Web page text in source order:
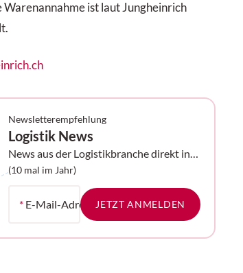
ist laut Jungheinrich
Newsletterempfehlung
Logistik News
News aus der Logistikbranche direkt in
Ihrem Postfach
(10 mal im Jahr)
* E-Mail-AdresseJETZT ANMELDEN